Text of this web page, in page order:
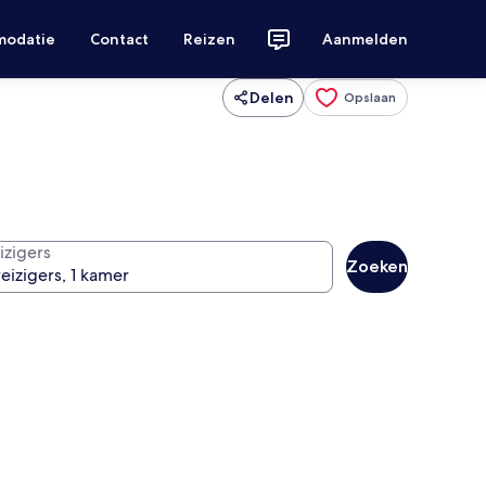
Contact Reizen Aanmelden
Delen Opslaan
Zoeken